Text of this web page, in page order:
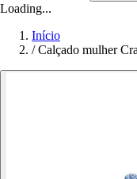
Loading...
Início
/ Calçado mulher